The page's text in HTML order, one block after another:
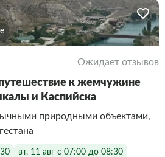
Ожидает отзывов
к жемчужине
и Каспийска
природными объектами,
вт, 11 авг с 07:00 до 08:30